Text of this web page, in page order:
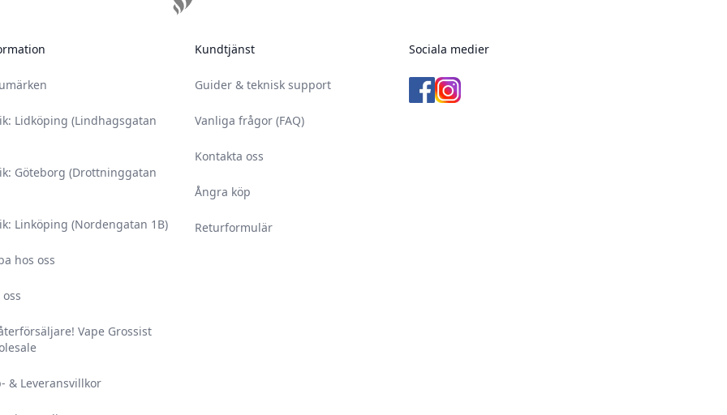
Lidköping (Lindhagsgatan
Göteborg (Drottninggatan
Linköping (Nordengatan 1B)
hos oss
Vape Grossist
& Leveransvillkor
Kundtjänst
Guider & teknisk support
Vanliga frågor (FAQ)
Kontakta oss
Ångra köp
Returformulär
Sociala medier